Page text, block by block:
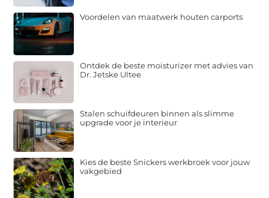
Voordelen van maatwerk houten carports
Ontdek de beste moisturizer met advies van
Dr. Jetske Ultee
Stalen schuifdeuren binnen als slimme
upgrade voor je interieur
Kies de beste Snickers werkbroek voor jouw
vakgebied